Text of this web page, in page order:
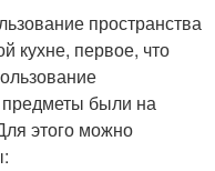
пространства
кухне, первое, что
предметы были на
этого можно